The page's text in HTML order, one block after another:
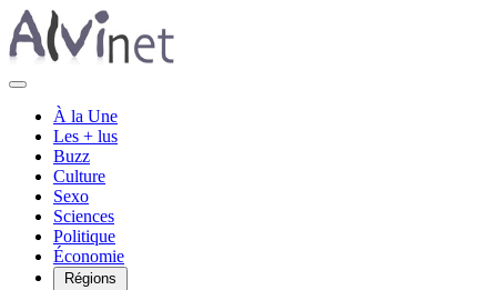
À la Une
Les + lus
Buzz
Culture
Sexo
Sciences
Politique
Économie
Régions